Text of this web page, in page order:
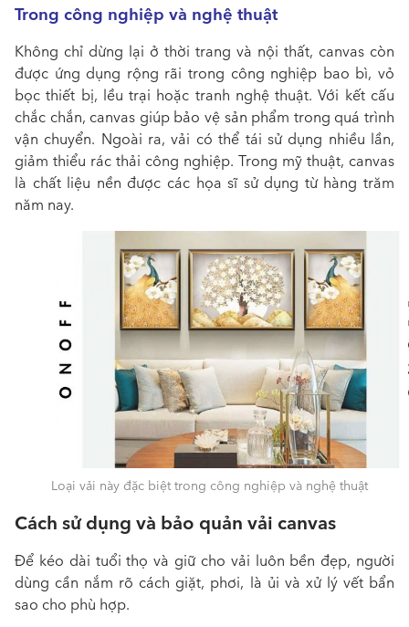
Trong công nghiệp và nghệ thuật
Không chỉ dừng lại ở thời trang và nội thất, canvas còn
được ứng dụng rộng rãi trong công nghiệp bao bì, vỏ
bọc thiết bị, lều trại hoặc tranh nghệ thuật. Với kết cấu
chắc chắn, canvas giúp bảo vệ sản phẩm trong quá trình
vận chuyển. Ngoài ra, vải có thể tái sử dụng nhiều lần,
giảm thiểu rác thải công nghiệp. Trong mỹ thuật, canvas
là chất liệu nền được các họa sĩ sử dụng từ hàng trăm
năm nay.
Loại vải này đặc biệt trong công nghiệp và nghệ thuật
Cách sử dụng và bảo quản vải canvas
Để kéo dài tuổi thọ và giữ cho vải luôn bền đẹp, người
dùng cần nắm rõ cách giặt, phơi, là ủi và xử lý vết bẩn
sao cho phù hợp.